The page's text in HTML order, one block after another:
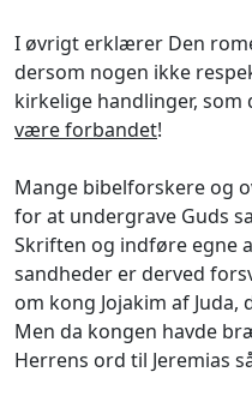
I øvrigt erklærer Den
dersom nogen ikke
kirkelige handlinger, som
være forbandet!
Mange bibelforskere og
for at undergrave Guds
Skriften og indføre egne
sandheder er derved
om kong Jojakim af
Men da kongen havde
Herrens ord til Jeremias